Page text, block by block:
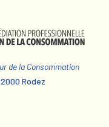
de la Consommation
Rodez